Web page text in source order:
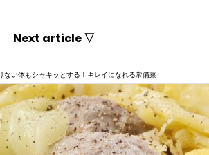
Next article ▽
ない体もシャキッとする！キレイになれる常備菜